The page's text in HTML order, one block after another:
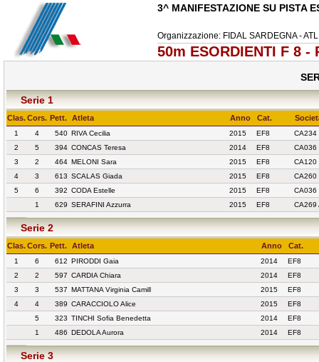
3^ MANIFESTAZIONE SU PISTA
Organizzazione: FIDAL SARDEGNA -
50m ESORDIENTI F 8 -
Serie 1
Clas.Cors. Pett. Atleta Anno Cat.
1 4 540 RIVA Cecilia 2015 EF8
CA234
2
5 394 CONCAS Teresa 2014 EF8
CA036
3
2 464 MELONI Sara 2015 EF8
CA120
4
3 613 SCALAS Giada 2015 EF8
CA260
5
6 392 CODA Estelle 2015 EF8
CA036
1
629 SERAFINI Azzurra 2015 EF8 CA269
Serie 2
Clas.Cors. Pett. Atleta Anno Cat.
1 6 612 PIRODDI Gaia 2014
EF8
2
2 597 CARDIA Chiara 2014
EF8
3
3 537 MATTANA Virginia Camill 2015
EF8
4
4 389 CARACCIOLO Alice 2015
EF8
5
323 TINCHI Sofia Benedetta 2014
EF8
1
486 DEDOLA Aurora 2014 EF8
Serie 3